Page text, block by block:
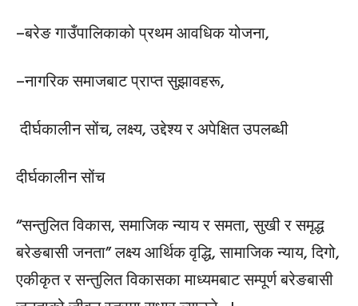
–बरेङ गाउँपालिकाको प्रथम आवधिक योजना,
–नागरिक समाजबाट प्राप्त सुझावहरू,
दीर्घकालीन सोंच, लक्ष्य, उद्देश्य र अपेक्षित उपलब्धी
दीर्घकालीन सोंच
“सन्तुलित विकास, समाजिक न्याय र समता, सुखी र समृद्ध
बरेङबासी जनता” लक्ष्य आर्थिक वृद्धि, सामाजिक न्याय, दिगो,
एकीकृत र सन्तुलित विकासका माध्यमबाट सम्पूर्ण बरेङबासी